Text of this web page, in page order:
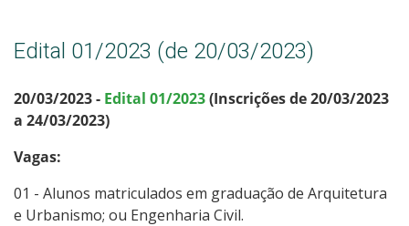
Edital 01/2023 (de 20/03/2023)
20/03/2023 - Edital 01/2023(Inscrições de 20/03/2023
a 24/03/2023)
Vagas:
01 - Alunos matriculados em graduação de Arquitetura
e Urbanismo; ou Engenharia Civil.